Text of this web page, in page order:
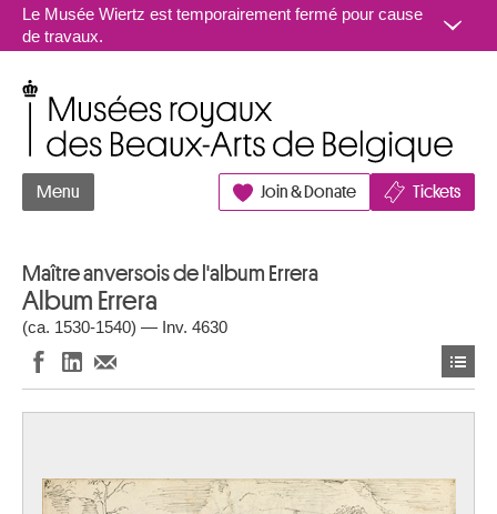
Aller au contenu
Le Musée Wiertz est temporairement fermé pour cause
de travaux.
Menu Join & Donate Tickets
Maître anversois de l'album Errera
Album Errera
(ca. 1530-1540) — Inv. 4630